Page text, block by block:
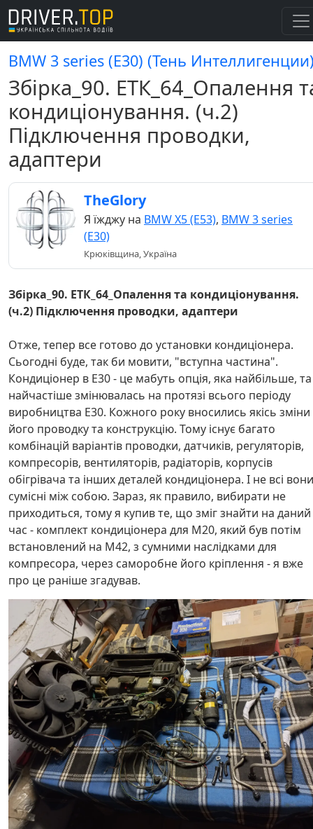
BMW 3 series (E30) (Тень
Збірка_90. ЕТК_64_Опалення
кондиціонування. (ч.2)
Підключення проводки,
адаптери
TheGlory
Я їжджу на BMW X5 (E53), BMW 3 series
(E30)
Крюківщина, Україна
Збірка_90. ЕТК_64_Опалення та кондиціонування.
(ч.2) Підключення проводки, адаптери
Отже, тепер все готово до установки кондиціонера.
Сьогодні буде, так би мовити, "вступна частина".
Кондиціонер в E30 - це мабуть опція, яка найбільше, та
найчастіше змінювалась на протязі всього періоду
виробництва E30. Кожного року вносились якісь зміни
його проводку та конструкцію. Тому існує багато
комбінацій варіантів проводки, датчиків, регуляторів,
компресорів, вентиляторів, радіаторів, корпусів
обігрівача та інших деталей кондиціонера. І не всі вони
сумісні між собою. Зараз, як правило, вибирати не
приходиться, тому я купив те, що зміг знайти на даний
час - комплект кондиціонера для M20, який був потім
встановлений на M42, з сумними наслідками для
компресора, через саморобне його кріплення - я вже
про це раніше згадував.